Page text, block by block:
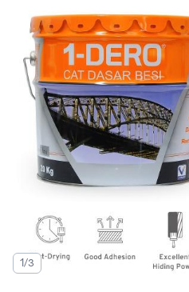
1/3